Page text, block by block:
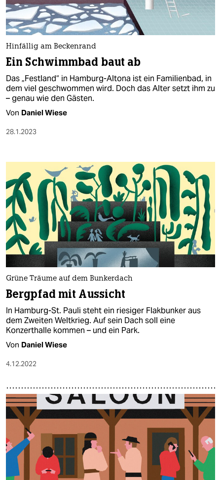
Hinfällig am Beckenrand
Ein Schwimmbad baut ab
Das „Festland“ in Hamburg-Altona ist ein Familienbad, in
dem viel geschwommen wird. Doch das Alter setzt ihm zu
– genau wie den Gästen.
Von Daniel Wiese
28.1.2023
Grüne Träume auf dem Bunkerdach
Bergpfad mit Aussicht
In Hamburg-St. Pauli steht ein riesiger Flakbunker aus
dem Zweiten Weltkrieg. Auf sein Dach soll eine
Konzerthalle kommen – und ein Park.
Von Daniel Wiese
4.12.2022